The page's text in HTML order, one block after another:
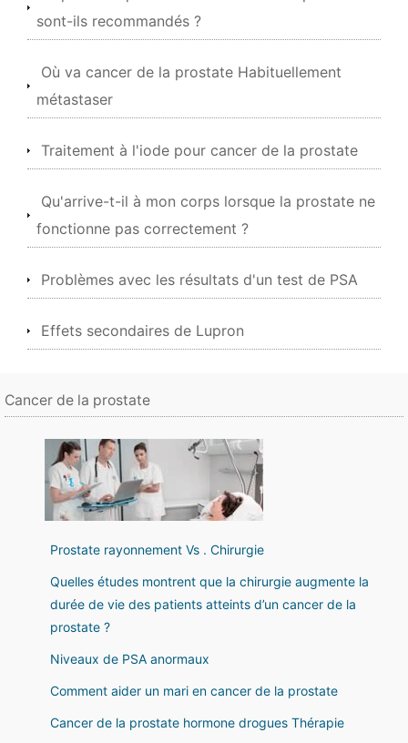
sont-ils recommandés ?
Où va cancer de la prostate Habituellement
métastaser
Traitement à l'iode pour cancer de la prostate
Qu'arrive-t-il à mon corps lorsque la prostate ne
fonctionne pas correctement ?
Problèmes avec les résultats d'un test de PSA
Effets secondaires de Lupron
Cancer de la prostate
Prostate rayonnement Vs . Chirurgie
Quelles études montrent que la chirurgie augmente la
durée de vie des patients atteints d’un cancer de la
prostate ?
Niveaux de PSA anormaux
Comment aider un mari en cancer de la prostate
Cancer de la prostate hormone drogues Thérapie